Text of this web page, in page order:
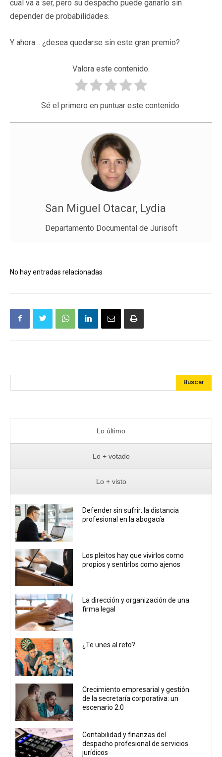
cual va a ser, pero su despacho puede ganarlo sin
depender de probabilidades.
Y ahora… ¿desea quedarse sin este gran premio?
Valora este contenido.
Sé el primero en puntuar este contenido.
San Miguel Otacar, Lydia
Departamento Documental de Jurisoft
No hay entradas relacionadas
Buscar
Lo último
Lo + votado
Lo + visto
Defender sin sufrir: la distancia
profesional en la abogacía
Los pleitos hay que vivirlos como
propios y sentirlos como ajenos
La dirección y organización de una
firma legal
¿Te unes al reto?
Crecimiento empresarial y gestión
de la secretaría corporativa: un
escenario 2.0
Contabilidad y finanzas del
despacho profesional de servicios
jurídicos